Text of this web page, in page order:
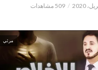
509 مشاهدات
مرئي